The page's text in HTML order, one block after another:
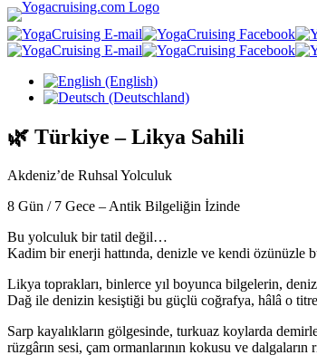
Dilinizi seçin
🌿 Türkiye – Likya Sahili
Akdeniz’de Ruhsal Yolculuk
8 Gün / 7 Gece – Antik Bilgeliğin İzinde
Bu yolculuk bir tatil değil…
Kadim bir enerji hattında, denizle ve kendi özünüzle
Likya toprakları, binlerce yıl boyunca bilgelerin,
Dağ ile denizin kesiştiği bu güçlü coğrafya, hâlâ o
Sarp kayalıkların gölgesinde, turkuaz koylarda
rüzgârın sesi, çam ormanlarının kokusu ve